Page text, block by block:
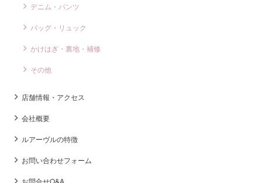
デニム・パンツ
バッグ・リュック
かけはぎ・裏地・補修
その他
店舗情報・アクセス
会社概要
ルアーヴルの特徴
お問い合わせフォーム